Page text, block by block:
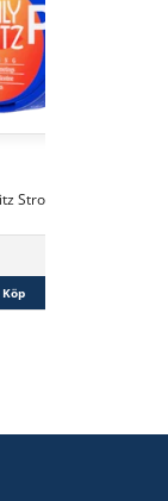
Strong Summer
Köp